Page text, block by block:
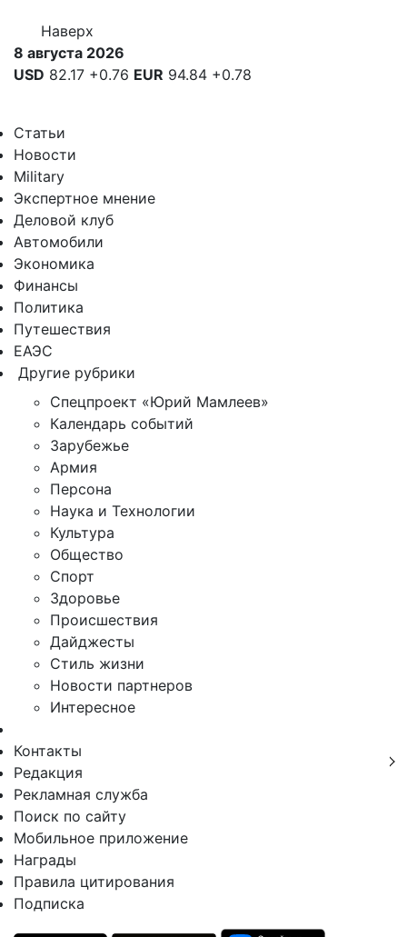
Наверх
8 августа 2026
USD 82.17 +0.76 EUR 94.84 +0.78
Статьи
Новости
Military
Экспертное мнение
Деловой клуб
Автомобили
Экономика
Финансы
Политика
Путешествия
ЕАЭС
Другие рубрики
Спецпроект «Юрий Мамлеев»
Календарь событий
Зарубежье
Армия
Персона
Наука и Технологии
Культура
Общество
Спорт
Здоровье
Происшествия
Дайджесты
Стиль жизни
Новости партнеров
Интересное
Контакты
Редакция
Рекламная служба
Поиск по сайту
Мобильное приложение
Награды
Правила цитирования
Подписка